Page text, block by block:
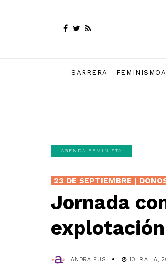
SARRERA
AGENDA FEMINISTA
23 DE SEPTIEMBRE |
Jornada
ANDRA.EUS 10 IRAILA,